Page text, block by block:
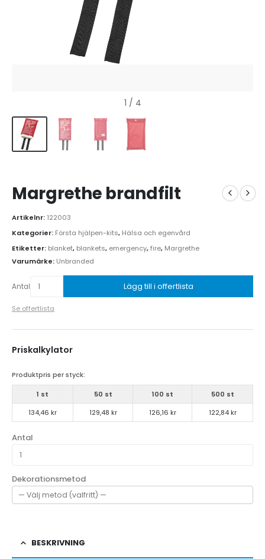
1 / 4
Margrethe brandfilt
Artikelnr: 122003
Kategorier: Första hjälpen-kits, Hälsa och egenvård
Etiketter: blanket, blankets, emergency,fire, Margrethe
Varumärke: Unbranded
Antal Lägg till i offertlista
Se offertlista
Priskalkylator
Produktpris per styck:
1 st 50 st 100 st
500 st
134,46 kr
129,48 kr 126,16 kr 122,84 kr
Antal
Dekorationsmetod
BESKRIVNING